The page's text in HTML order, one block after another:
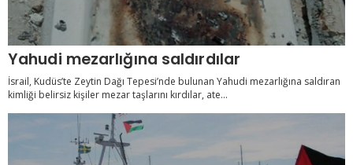
Yahudi mezarlığına saldırdılar
İsrail, Kudüs’te Zeytin Dağı Tepesi’nde bulunan Yahudi mezarlığına saldıran
kimliği belirsiz kişiler mezar taşlarını kırdılar, ate...